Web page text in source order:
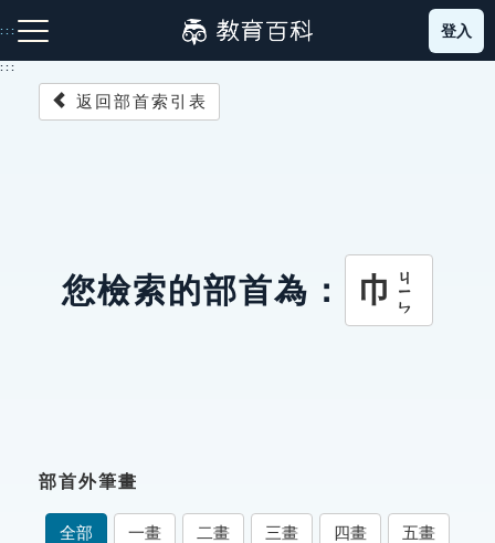
到
主
:::
索引選單
登入
:::
返回部首索引表
您檢索的部首為： 巾 ㄐㄧㄣ
部首外筆畫
全部 一畫 二畫 三畫 四畫 五畫